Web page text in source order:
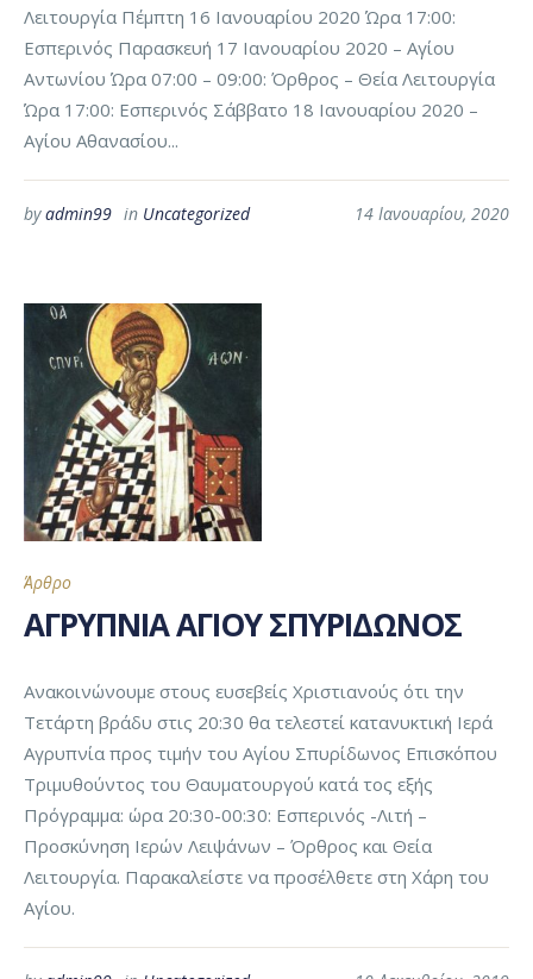
Λειτουργία Πέμπτη 16 Ιανουαρίου 2020 Ώρα 17:00:
Εσπερινός Παρασκευή 17 Ιανουαρίου 2020 – Αγίου
Αντωνίου Ώρα 07:00 – 09:00: Όρθρος – Θεία Λειτουργία
Ώρα 17:00: Εσπερινός Σάββατο 18 Ιανουαρίου 2020 –
Αγίου Αθανασίου...
14 Ιανουαρίου, 2020
byadmin99 in Uncategorized
Άρθρο
ΑΓΡΥΠΝΙΑ ΑΓΙΟΥ ΣΠΥΡΙΔΩΝΟΣ
Ανακοινώνουμε στους ευσεβείς Χριστιανούς ότι την
Τετάρτη βράδυ στις 20:30 θα τελεστεί κατανυκτική Ιερά
Αγρυπνία προς τιμήν του Αγίου Σπυρίδωνος Επισκόπου
Τριμυθούντος του Θαυματουργού κατά τος εξής
Πρόγραμμα: ώρα 20:30-00:30: Εσπερινός -Λιτή –
Προσκύνηση Ιερών Λειψάνων – Όρθρος και Θεία
Λειτουργία. Παρακαλείστε να προσέλθετε στη Χάρη του
Αγίου.